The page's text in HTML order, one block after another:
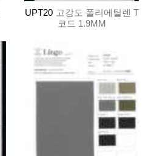
UPT20 고강도 폴리에틸렌 T
코드 1.9MM